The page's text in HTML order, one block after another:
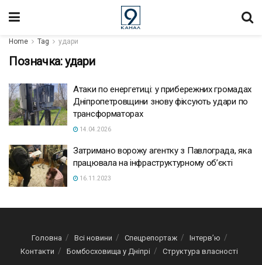
Home Tag удари
Позначка:удари
Атаки по енергетиці: у прибережних громадах
Дніпропетровщини знову фіксують удари по
трансформаторах
14.04.2026
Затримано ворожу агентку з Павлограда, яка
працювала на інфраструктурному об’єкті
16.11.2023
Головна Всі новини Спецрепортаж
Інтерв’ю
Контакти
Бомбосховища у Дніпрі Структура власності